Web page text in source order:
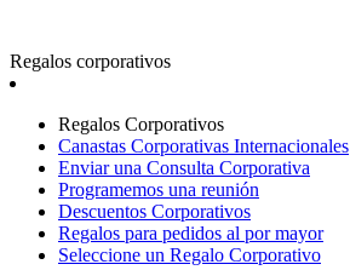
Regalos corporativos
Regalos Corporativos
Canastas Corporativas Internacionales
Enviar una Consulta Corporativa
Programemos una reunión
Descuentos Corporativos
Regalos para pedidos al por mayor
Seleccione un Regalo Corporativo